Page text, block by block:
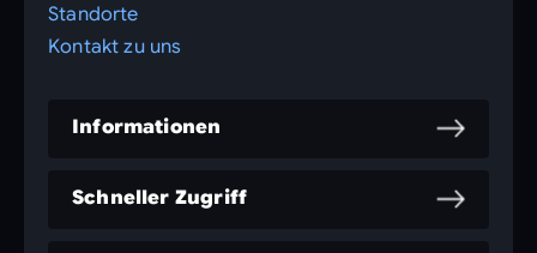
Standorte
Kontakt zu uns
Informationen
Schneller Zugriff